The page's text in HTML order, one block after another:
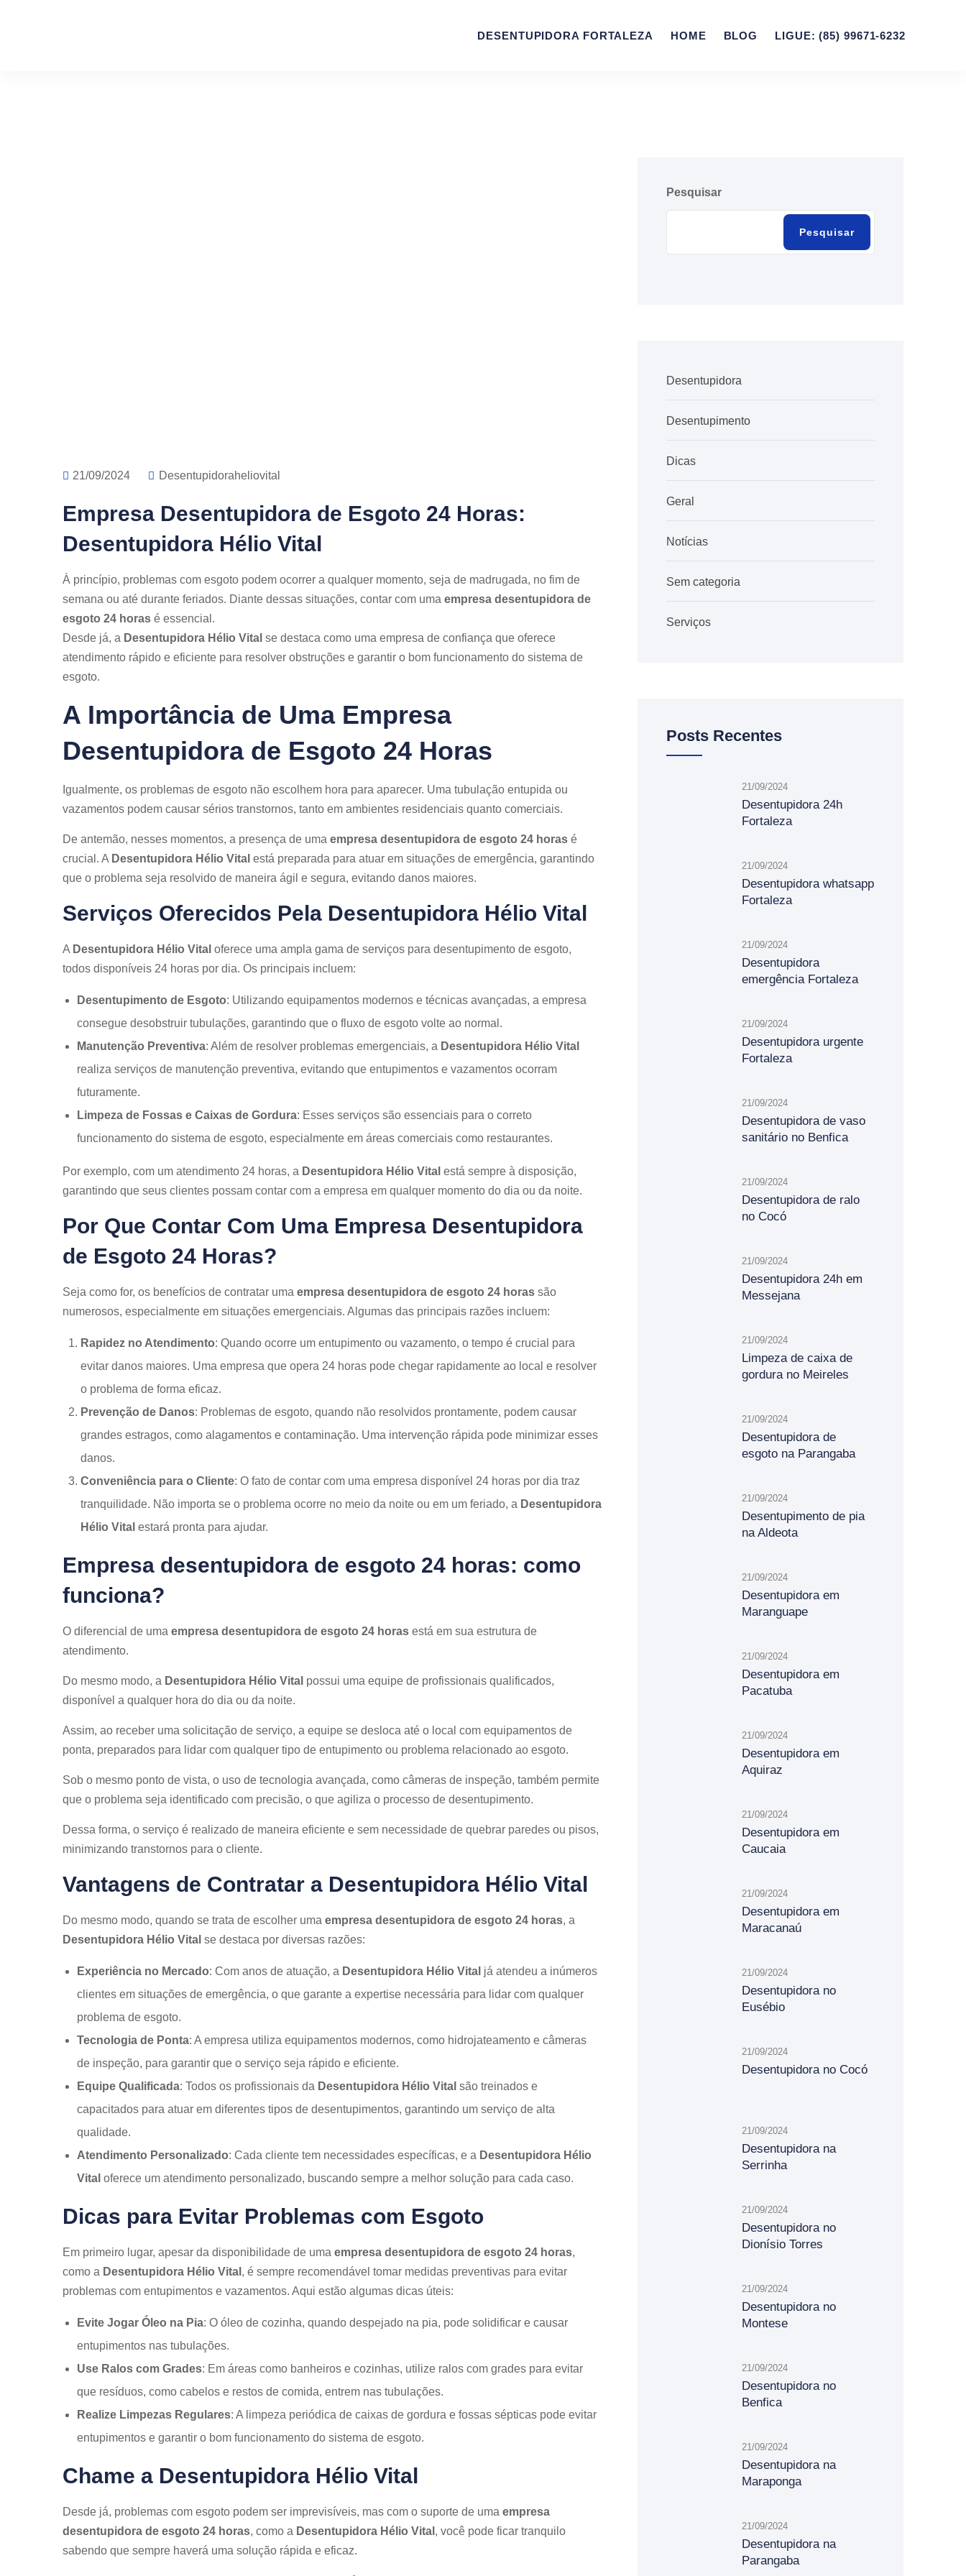
DESENTUPIDORA FORTALEZA HOME BLOG LIGUE: (85) 99671-6232
21/09/2024 Desentupidoraheliovital
Empresa Desentupidora de Esgoto 24 Horas:
Desentupidora Hélio Vital
À princípio, problemas com esgoto podem ocorrer a qualquer momento, seja de madrugada, no fim de
semana ou até durante feriados. Diante dessas situações, contar com uma empresa desentupidora de
esgoto 24 horas é essencial.
Desde já, a Desentupidora Hélio Vital se destaca como uma empresa de confiança que oferece
atendimento rápido e eficiente para resolver obstruções e garantir o bom funcionamento do sistema de
esgoto.
A Importância de Uma Empresa
Desentupidora de Esgoto 24 Horas
Igualmente, os problemas de esgoto não escolhem hora para aparecer. Uma tubulação entupida ou
vazamentos podem causar sérios transtornos, tanto em ambientes residenciais quanto comerciais.
De antemão, nesses momentos, a presença de uma empresa desentupidora de esgoto 24 horas é
crucial. A Desentupidora Hélio Vital está preparada para atuar em situações de emergência, garantindo
que o problema seja resolvido de maneira ágil e segura, evitando danos maiores.
Serviços Oferecidos Pela Desentupidora Hélio Vital
A Desentupidora Hélio Vital oferece uma ampla gama de serviços para desentupimento de esgoto,
todos disponíveis 24 horas por dia. Os principais incluem:
Desentupimento de Esgoto: Utilizando equipamentos modernos e técnicas avançadas, a empresa
consegue desobstruir tubulações, garantindo que o fluxo de esgoto volte ao normal.
Manutenção Preventiva: Além de resolver problemas emergenciais, a Desentupidora Hélio Vital
realiza serviços de manutenção preventiva, evitando que entupimentos e vazamentos ocorram
futuramente.
Limpeza de Fossas e Caixas de Gordura: Esses serviços são essenciais para o correto
funcionamento do sistema de esgoto, especialmente em áreas comerciais como restaurantes.
Por exemplo, com um atendimento 24 horas, a Desentupidora Hélio Vital está sempre à disposição,
garantindo que seus clientes possam contar com a empresa em qualquer momento do dia ou da noite.
Por Que Contar Com Uma Empresa Desentupidora
de Esgoto 24 Horas?
Seja como for, os benefícios de contratar uma empresa desentupidora de esgoto 24 horas são
numerosos, especialmente em situações emergenciais. Algumas das principais razões incluem:
Rapidez no Atendimento: Quando ocorre um entupimento ou vazamento, o tempo é crucial para
evitar danos maiores. Uma empresa que opera 24 horas pode chegar rapidamente ao local e resolver
o problema de forma eficaz.
Prevenção de Danos: Problemas de esgoto, quando não resolvidos prontamente, podem causar
grandes estragos, como alagamentos e contaminação. Uma intervenção rápida pode minimizar esses
danos.
Conveniência para o Cliente: O fato de contar com uma empresa disponível 24 horas por dia traz
tranquilidade. Não importa se o problema ocorre no meio da noite ou em um feriado, a Desentupidora
Hélio Vital estará pronta para ajudar.
Empresa desentupidora de esgoto 24 horas: como
funciona?
O diferencial de uma empresa desentupidora de esgoto 24 horas está em sua estrutura de
atendimento.
Do mesmo modo, a Desentupidora Hélio Vital possui uma equipe de profissionais qualificados,
disponível a qualquer hora do dia ou da noite.
Assim, ao receber uma solicitação de serviço, a equipe se desloca até o local com equipamentos de
ponta, preparados para lidar com qualquer tipo de entupimento ou problema relacionado ao esgoto.
Sob o mesmo ponto de vista, o uso de tecnologia avançada, como câmeras de inspeção, também permite
que o problema seja identificado com precisão, o que agiliza o processo de desentupimento.
Dessa forma, o serviço é realizado de maneira eficiente e sem necessidade de quebrar paredes ou pisos,
minimizando transtornos para o cliente.
Vantagens de Contratar a Desentupidora Hélio Vital
Do mesmo modo, quando se trata de escolher uma empresa desentupidora de esgoto 24 horas, a
Desentupidora Hélio Vital se destaca por diversas razões:
Experiência no Mercado: Com anos de atuação, a Desentupidora Hélio Vital já atendeu a inúmeros
clientes em situações de emergência, o que garante a expertise necessária para lidar com qualquer
problema de esgoto.
Tecnologia de Ponta: A empresa utiliza equipamentos modernos, como hidrojateamento e câmeras
de inspeção, para garantir que o serviço seja rápido e eficiente.
Equipe Qualificada: Todos os profissionais da Desentupidora Hélio Vital são treinados e
capacitados para atuar em diferentes tipos de desentupimentos, garantindo um serviço de alta
qualidade.
Atendimento Personalizado: Cada cliente tem necessidades específicas, e a Desentupidora Hélio
Vital oferece um atendimento personalizado, buscando sempre a melhor solução para cada caso.
Dicas para Evitar Problemas com Esgoto
Em primeiro lugar, apesar da disponibilidade de uma empresa desentupidora de esgoto 24 horas,
como a Desentupidora Hélio Vital , é sempre recomendável tomar medidas preventivas para evitar
problemas com entupimentos e vazamentos. Aqui estão algumas dicas úteis:
Evite Jogar Óleo na Pia: O óleo de cozinha, quando despejado na pia, pode solidificar e causar
entupimentos nas tubulações.
Use Ralos com Grades: Em áreas como banheiros e cozinhas, utilize ralos com grades para evitar
que resíduos, como cabelos e restos de comida, entrem nas tubulações.
Realize Limpezas Regulares: A limpeza periódica de caixas de gordura e fossas sépticas pode evitar
entupimentos e garantir o bom funcionamento do sistema de esgoto.
Chame a Desentupidora Hélio Vital
Desde já, problemas com esgoto podem ser imprevisíveis, mas com o suporte de uma empresa
desentupidora de esgoto 24 horas, como a Desentupidora Hélio Vital , você pode ficar tranquilo
sabendo que sempre haverá uma solução rápida e eficaz.
Pesquisar
Pesquisar
Desentupidora
Desentupimento
Dicas
Geral
Notícias
Sem categoria
Serviços
Posts Recentes
21/09/2024
Desentupidora 24h
Fortaleza
21/09/2024
Desentupidora whatsapp
Fortaleza
21/09/2024
Desentupidora
emergência Fortaleza
21/09/2024
Desentupidora urgente
Fortaleza
21/09/2024
Desentupidora de vaso
sanitário no Benfica
21/09/2024
Desentupidora de ralo
no Cocó
21/09/2024
Desentupidora 24h em
Messejana
21/09/2024
Limpeza de caixa de
gordura no Meireles
21/09/2024
Desentupidora de
esgoto na Parangaba
21/09/2024
Desentupimento de pia
na Aldeota
21/09/2024
Desentupidora em
Maranguape
21/09/2024
Desentupidora em
Pacatuba
21/09/2024
Desentupidora em
Aquiraz
21/09/2024
Desentupidora em
Caucaia
21/09/2024
Desentupidora em
Maracanaú
21/09/2024
Desentupidora no
Eusébio
21/09/2024
Desentupidora no Cocó
21/09/2024
Desentupidora na
Serrinha
21/09/2024
Desentupidora no
Dionísio Torres
21/09/2024
Desentupidora no
Montese
21/09/2024
Desentupidora no
Benfica
21/09/2024
Desentupidora na
Maraponga
21/09/2024
Desentupidora na
Parangaba